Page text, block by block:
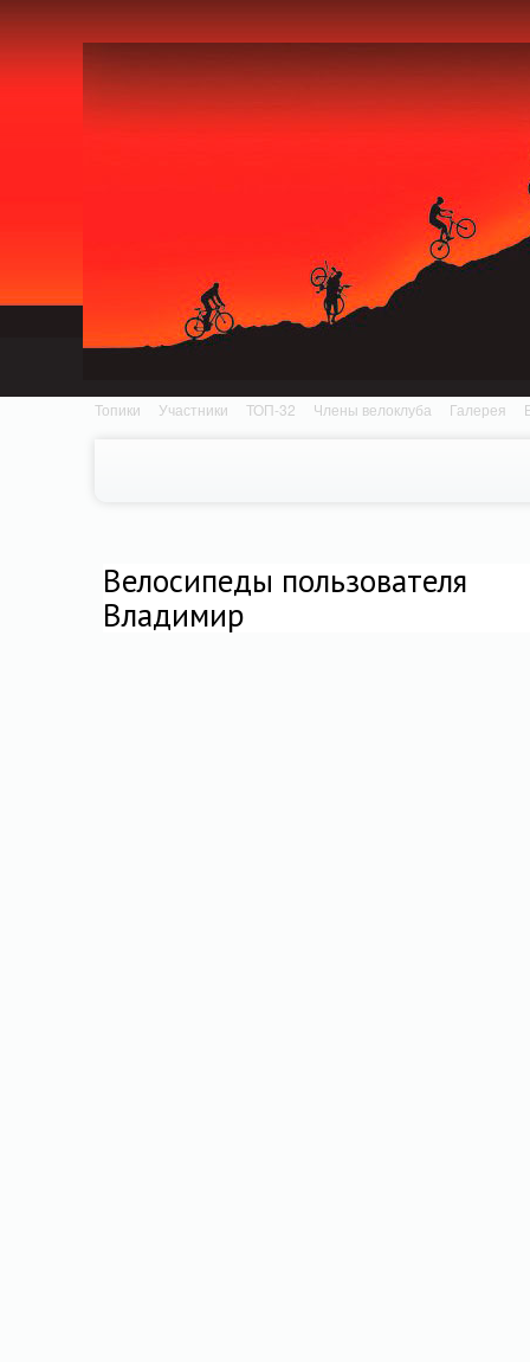
Топики Участники ТОП-32 Члены велоклуба Галерея
Велосипеды пользователя
Владимир